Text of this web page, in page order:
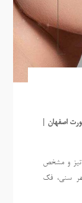
اصفهان |
تیز و مشخص
هر سنی، فک